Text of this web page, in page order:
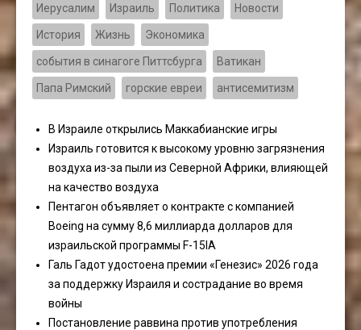
Иерусалим Израиль Политика Новости
История Жизнь Экономика
события в синагоге Питтсбурга Ватикан
Папа Римский горские евреи антисемитизм
В Израиле открылись Маккабианские игры
Израиль готовится к высокому уровню загрязнения
воздуха из-за пыли из Северной Африки, влияющей
на качество воздуха
Пентагон объявляет о контракте с компанией
Boeing на сумму 8,6 миллиарда долларов для
израильской программы F-15IA
Галь Гадот удостоена премии «Генезис» 2026 года
за поддержку Израиля и сострадание во время
войны
Постановление раввина против употребления